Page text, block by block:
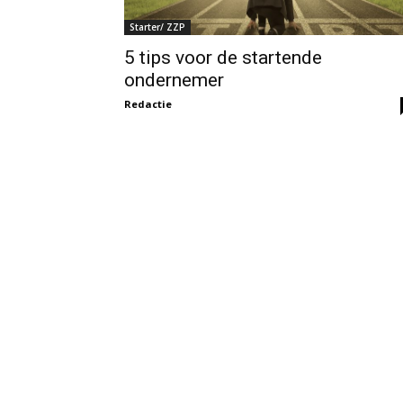
Starter/ ZZP
5 tips voor de startende
ondernemer
Redactie